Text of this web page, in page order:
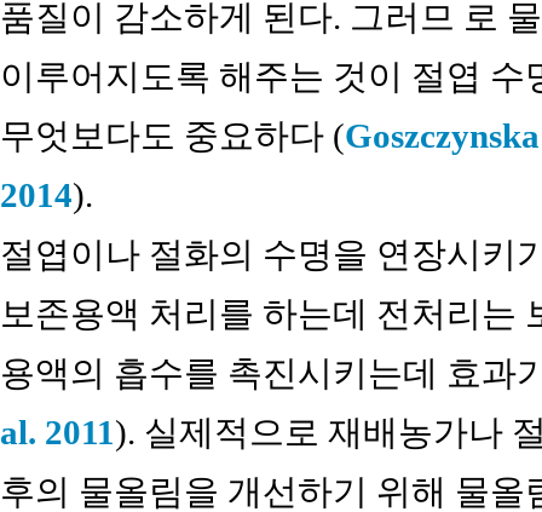
품질이 감소하게 된다. 그러므 로
이루어지도록 해주는 것이 절엽
무엇보다도 중요하다 (
2014).
절엽이나 절화의 수명을 연장시키
보존용액 처리를 하는데 전처리는
용액의 흡수를 촉진시키는데 효과
al. 2011). 실제적으로 재배농가나
후의 물올림을 개선하기 위해 물올